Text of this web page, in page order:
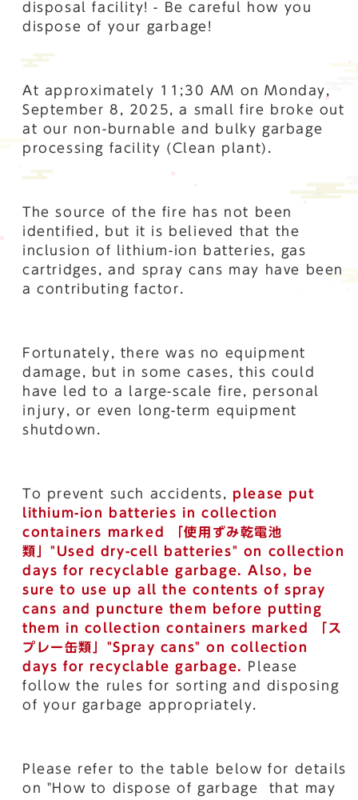
disposal facility! - Be careful how you
dispose of your garbage!
At approximately 11;30 AM on Monday,
September 8, 2025, a small fire broke out
at our non-burnable and bulky garbage
processing facility (Clean plant).
The source of the fire has not been
identified, but it is believed that the
inclusion of lithium-ion batteries, gas
cartridges, and spray cans may have been
a contributing factor.
Fortunately, there was no equipment
damage, but in some cases, this could
have led to a large-scale fire, personal
injury, or even long-term equipment
shutdown.
To prevent such accidents, please put
lithium-ion batteries in collection
containers marked
「使用ずみ乾電池
類」"Used dry-cell batteries" on collection
days for recyclable garbage. Also, be
sure to use up all the contents of spray
cans and puncture them before putting
them in collection containers marked
「ス
プレー缶類」 "Spray cans" on collection
days for recyclable garbage.
Please
follow the rules for sorting and disposing
of your garbage appropriately.
Please refer to the table below for details
on "How to dispose of garbage that may